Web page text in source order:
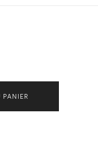
PANIER